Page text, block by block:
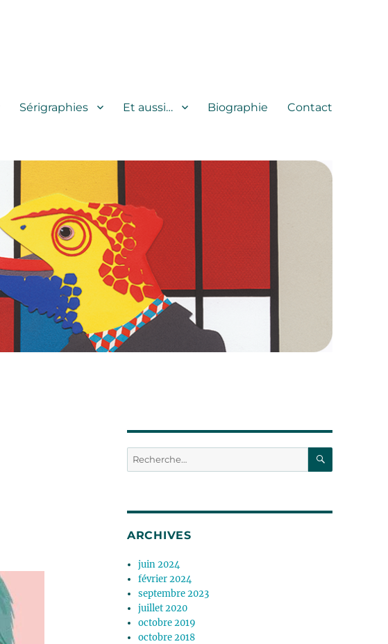
Sérigraphies Et aussi… Biographie Contact
Recherche
pour :
ARCHIVES
juin 2024
février 2024
septembre 2023
juillet 2020
octobre 2019
octobre 2018